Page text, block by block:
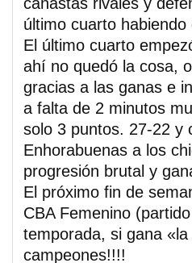
último cuarto
El último cuarto
ahí no quedó la cosa,
gracias a las ganas e
a falta de 2 minutos
solo 3 puntos. 27-22 y
Enhorabuenas a los
progresión brutal y
El próximo fin de
CBA Femenino
temporada, si gana
campeones!!!!